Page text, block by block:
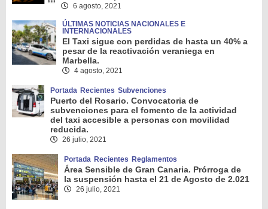
6 agosto, 2021
ÚLTIMAS NOTICIAS NACIONALES E
INTERNACIONALES
El Taxi sigue con perdidas de hasta un 40% a
pesar de la reactivación veraniega en
Marbella.
4 agosto, 2021
Portada Recientes Subvenciones
Puerto del Rosario. Convocatoria de
subvenciones para el fomento de la actividad
del taxi accesible a personas con movilidad
reducida.
26 julio, 2021
Portada Recientes Reglamentos
Área Sensible de Gran Canaria. Prórroga de
la suspensión hasta el 21 de Agosto de 2.021
26 julio, 2021